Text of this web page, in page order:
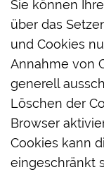
Sie können
über das
und Cookies
Annahme von
generell
Löschen der
Browser
Cookies kann
eingeschränkt